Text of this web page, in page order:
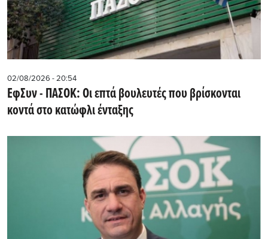
02/08/2026 - 20:54
EφΣυν - ΠΑΣΟΚ: Οι επτά βουλευτές που βρίσκονται
κοντά στο κατώφλι ένταξης